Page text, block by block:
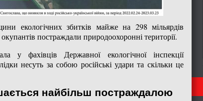
екологічних збитків майже на 298 мільярдів
постраждали природоохоронні території.
у фахівців Державної екологічної інспекції
несуть за собою російські удари та скільки це
найбільш постраждалою